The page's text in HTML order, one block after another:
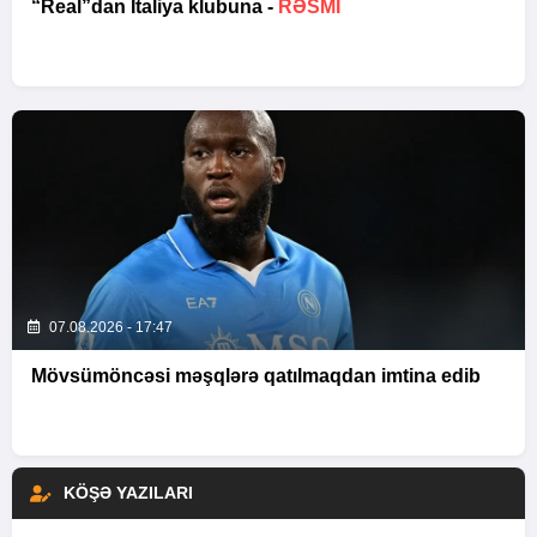
“Real”dan İtaliya klubuna - RƏSMİ
07.08.2026 - 17:47
Mövsümöncəsi məşqlərə qatılmaqdan imtina edib
KÖŞƏ YAZILARI